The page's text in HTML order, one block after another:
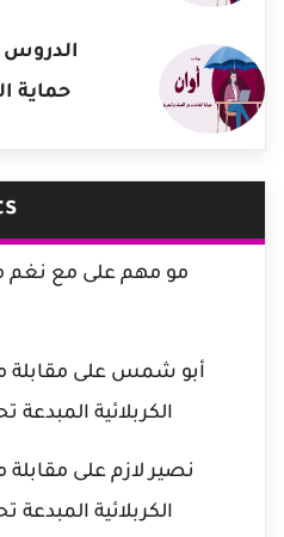
الدروس
حماية
مو مهم على مع نغم
أبو شمس على مقابلة
الكربلائية المبدعة
نصير لازم على مقابلة
الكربلائية المبدعة